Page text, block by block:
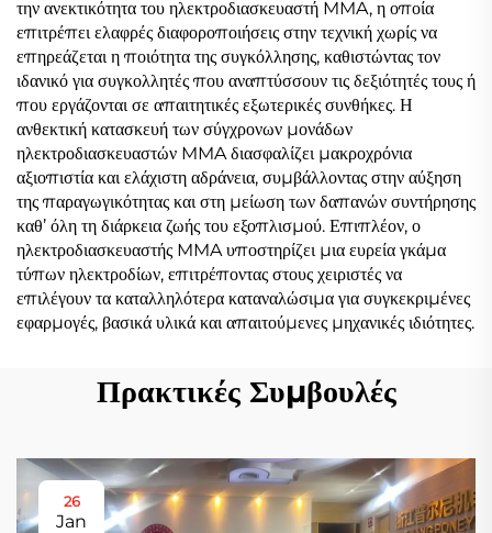
την ανεκτικότητα του ηλεκτροδιασκευαστή MMA, η οποία
επιτρέπει ελαφρές διαφοροποιήσεις στην τεχνική χωρίς να
επηρεάζεται η ποιότητα της συγκόλλησης, καθιστώντας τον
ιδανικό για συγκολλητές που αναπτύσσουν τις δεξιότητές τους ή
που εργάζονται σε απαιτητικές εξωτερικές συνθήκες. Η
ανθεκτική κατασκευή των σύγχρονων μονάδων
ηλεκτροδιασκευαστών MMA διασφαλίζει μακροχρόνια
αξιοπιστία και ελάχιστη αδράνεια, συμβάλλοντας στην αύξηση
της παραγωγικότητας και στη μείωση των δαπανών συντήρησης
καθ’ όλη τη διάρκεια ζωής του εξοπλισμού. Επιπλέον, ο
ηλεκτροδιασκευαστής MMA υποστηρίζει μια ευρεία γκάμα
τύπων ηλεκτροδίων, επιτρέποντας στους χειριστές να
επιλέγουν τα καταλληλότερα καταναλώσιμα για συγκεκριμένες
εφαρμογές, βασικά υλικά και απαιτούμενες μηχανικές ιδιότητες.
Πρακτικές Συμβουλές
26
Jan